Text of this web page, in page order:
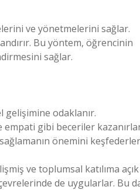
ve yönetmelerini sağlar.
Bu yöntem, öğrencinin
sağlar.
odaklanır.
gibi beceriler
önemini
ve toplumsal katılıma açık
de uygularlar. Bu